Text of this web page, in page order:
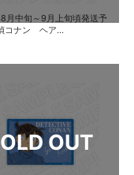
8月中旬～9月上旬頃発送予
コナン ヘア...